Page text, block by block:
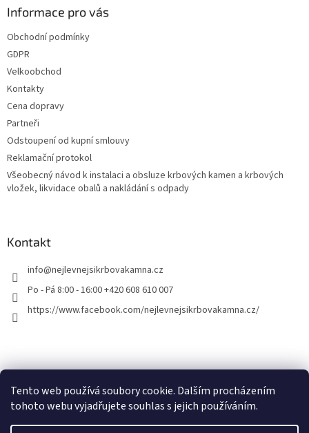
Tento web používá soubory cookie. Dalším procházením
tohoto webu vyjadřujete souhlas s jejich používáním.
Informace pro vás
Obchodní podmínky
GDPR
Velkoobchod
Kontakty
Cena dopravy
Partneři
Odstoupení od kupní smlouvy
Reklamační protokol
Všeobecný návod k instalaci a obsluze krbových kamen a krbových
vložek, likvidace obalů a nakládání s odpady
Kontakt
info@nejlevnejsikrbovakamna.cz
Po - Pá 8:00 - 16:00 +420 608 610 007
https://www.facebook.com/nejlevnejsikrbovakamna.cz/